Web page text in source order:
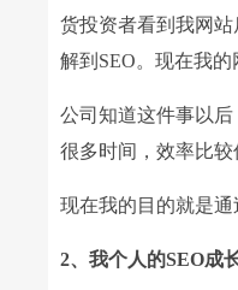
货投资者看到我网
解到SEO。现在我
公司知道这件事以
很多时间，效率比较
现在我的目的就是通
2、我个人的SEO成